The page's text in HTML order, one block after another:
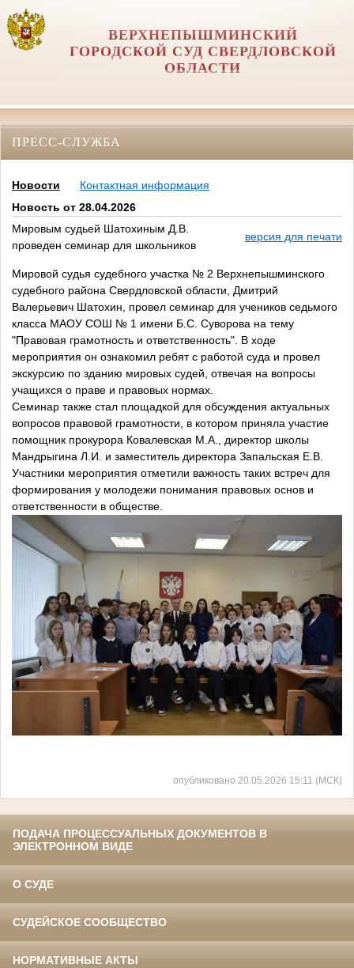
ВЕРХНЕПЫШМИНСКИЙ
ГОРОДСКОЙ СУД СВЕРДЛОВСКОЙ
ОБЛАСТИ
ПРЕСС-СЛУЖБА
Новости
Контактная информация
Новость от 28.04.2026
Мировым судьей Шатохиным Д.В.
проведен семинар для школьников
версия для печати
Мировой судья судебного участка № 2 Верхнепышминского
судебного района Свердловской области, Дмитрий
Валерьевич Шатохин, провел семинар для учеников седьмого
класса МАОУ СОШ № 1 имени Б.С. Суворова на тему
"Правовая грамотность и ответственность". В ходе
мероприятия он ознакомил ребят с работой суда и провел
экскурсию по зданию мировых судей, отвечая на вопросы
учащихся о праве и правовых нормах.
Семинар также стал площадкой для обсуждения актуальных
вопросов правовой грамотности, в котором приняла участие
помощник прокурора Ковалевская М.А., директор школы
Мандрыгина Л.И. и заместитель директора Запальская Е.В.
Участники мероприятия отметили важность таких встреч для
формирования у молодежи понимания правовых основ и
ответственности в обществе.
опубликовано 20.05.2026 15:11 (МСК)
ПОДАЧА ПРОЦЕССУАЛЬНЫХ ДОКУМЕНТОВ В
ЭЛЕКТРОННОМ ВИДЕ
О СУДЕ
СУДЕЙСКОЕ СООБЩЕСТВО
НОРМАТИВНЫЕ АКТЫ